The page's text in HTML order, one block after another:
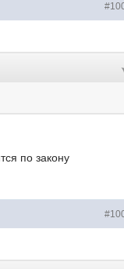
по закону